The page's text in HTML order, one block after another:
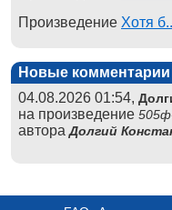
Произведение Хотя
Новые комментарии
04.08.2026 01:54,
на произведение
автораДолгий